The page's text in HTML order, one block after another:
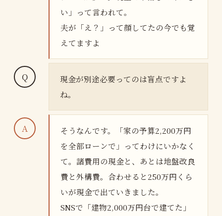
い」って言われて。
夫が「え？」って顔してたの今でも覚
えてますよ
現金が別途必要ってのは盲点ですよ
ね。
そうなんです。「家の予算2,200万円
を全部ローンで」ってわけにいかなく
て。諸費用の現金と、あとは地盤改良
費と外構費。合わせると250万円くら
いが現金で出ていきました。
SNSで「建物2,000万円台で建てた」